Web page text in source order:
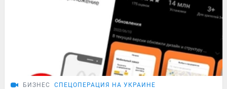
БИЗНЕС СПЕЦОПЕРАЦИЯ НА УКРАИНЕ